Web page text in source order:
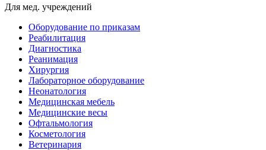
Для мед. учреждений
Оборудование по приказам
Реабилитация
Диагностика
Реанимация
Хирургия
Лабораторное оборудование
Неонатология
Медицинская мебель
Медицинские весы
Офтальмология
Косметология
Ветеринария